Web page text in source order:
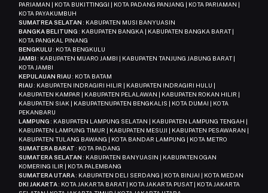
PARIAMAN | KOTA BUKITTINGGI | KOTA PADANG PANJANG | KOTA PARIAMAN |
KOTA PAYAKUMBUH
SUMATREA SELATAN : KABUPATEN MUSI BANYUASIN
BANGKA BELITUNG : KABUPATEN BANGKA | KABUPATEN BANGKA BARAT |
KOTA PANGKAL PINANG
BENGKULU : KOTA BENGKULU
JAMBI : KABUPATEN MUARO JAMBI | KABUPATEN TANJUNG JABUNG BARAT |
KOTA JAMBI
KEPULAUAN RIAU : KOTA BATAM
RIAU : KABUPATEN INDRAGIRI HILIR | KABUPATEN INDRAGIRI HULU |
KABUPATEN KAMPAR | KABUPATEN PELALAWAN | KABUPATEN ROKAN HILIR |
KABUPATEN SIAK | KABUPATENUPATEN BENGKALIS | KOTA DUMAI | KOTA
PEKANBARU
LAMPUNG : KABUPATEN LAMPUNG SELATAN | KABUPATEN LAMPUNG TENGAH |
KABUPATEN LAMPUNG TIMUR | KABUPATEN MESUJI | KABUPATEN PESAWARAN |
KABUPATEN TULANG BAWANG | KOTA BANDAR LAMPUNG | KOTA METRO
SUMATERA BARAT : KOTA PADANG
SUMATERA SELATAN : KABUPATEN BANYUASIN | KABUPATEN OGAN
KOMERING ILIR | KOTA PALEMBANG
SUMATERA UTARA: KABUPATEN DELI SERDANG | KOTA BINJAI | KOTA MEDAN
DKI JAKARTA: KOTA JAKARTA BARAT | KOTA JAKARTA PUSAT | KOTA JAKARTA